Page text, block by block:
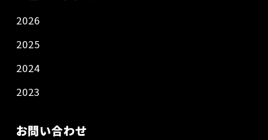
2026
2025
2024
2023
お問い合わせ